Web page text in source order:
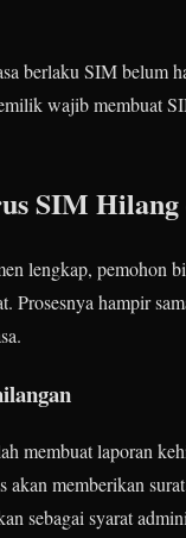
berlaku SIM belum
wajib membuat
SIM Hilang
lengkap, pemohon
Prosesnya hampir
membuat laporan
akan memberikan
sebagai syarat